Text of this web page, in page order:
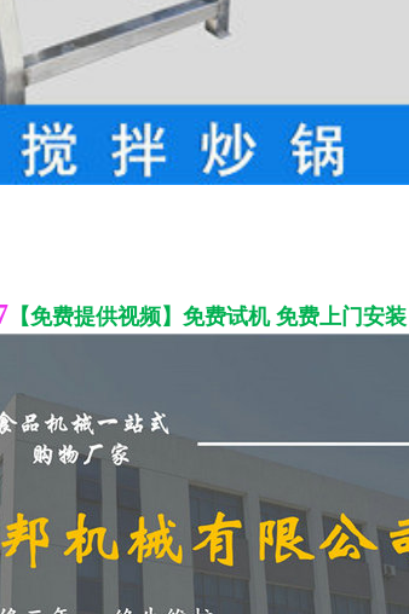
【免费提供视频】免费试机 免费上门安装